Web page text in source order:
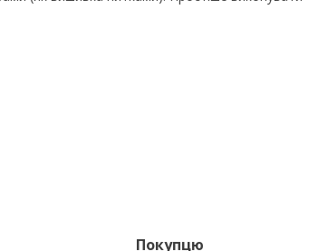
Покупцю